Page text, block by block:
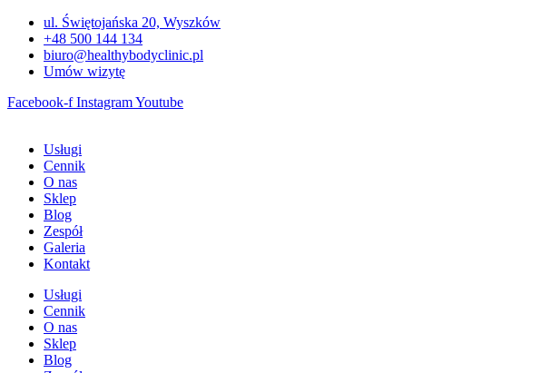
Przejdź
treści
ul. Świętojańska 20, Wyszków
+48 500 144 134
biuro@healthybodyclinic.pl
Umów wizytę
Facebook-f InstagramYoutube
Usługi
Cennik
O nas
Sklep
Blog
Zespół
Galeria
Kontakt
Usługi
Cennik
O nas
Sklep
Blog